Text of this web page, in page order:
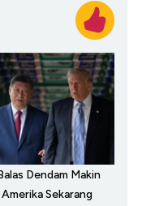
Dendam Makin
Sekarang